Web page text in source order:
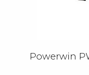
Powerwin